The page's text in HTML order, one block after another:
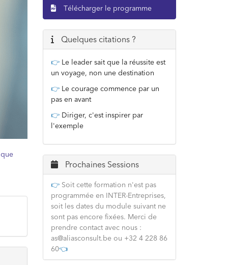
Télécharger le programme
Quelques citations ?
👉 Le leader sait que la réussite est
un voyage, non une destination
👉 Le courage commence par un
pas en avant
👉 Diriger, c'est inspirer par
l'exemple
Prochaines Sessions
👉Soit cette formation n'est pas
programmée en INTER-Entreprises,
soit les dates du module suivant ne
sont pas encore fixées. Merci de
prendre contact avec nous :
as@aliasconsult.be ou +32 4 228 86
60👈